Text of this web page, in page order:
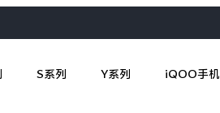
S系列 Y系列 iQOO手机